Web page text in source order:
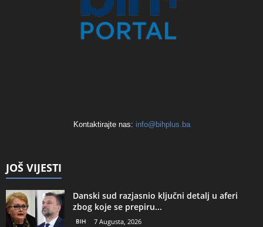
Kontaktirajte nas: info@bihplus.ba
JOŠ VIJESTI
Danski sud razjasnio ključni detalj u aferi
zbog koje se prepiru...
BIH 7 Augusta, 2026